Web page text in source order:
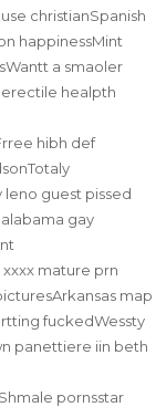
christianSpanish
happinessMint
a smaoler
healpth
hibh def
guest pissed
gay
mature prn
map
fuckedWessty
panettiere iin beth
pornsstar